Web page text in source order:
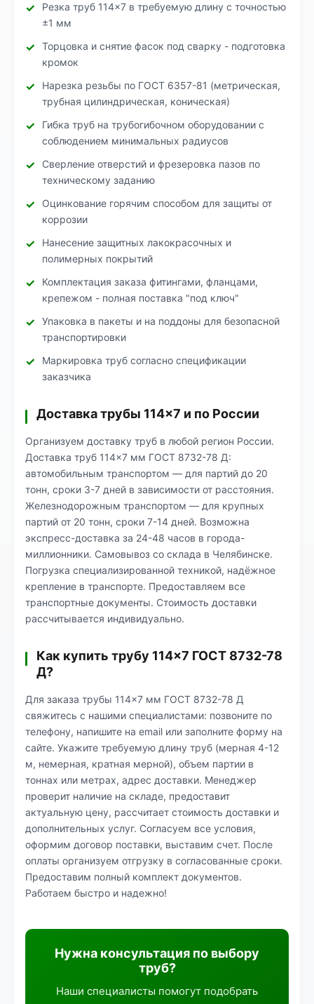
Резка труб 114×7 в требуемую длину с точностью
±1 мм
Торцовка и снятие фасок под сварку - подготовка
кромок
Нарезка резьбы по ГОСТ 6357-81 (метрическая,
трубная цилиндрическая, коническая)
Гибка труб на трубогибочном оборудовании с
соблюдением минимальных радиусов
Сверление отверстий и фрезеровка пазов по
техническому заданию
Оцинкование горячим способом для защиты от
коррозии
Нанесение защитных лакокрасочных и
полимерных покрытий
Комплектация заказа фитингами, фланцами,
крепежом - полная поставка "под ключ"
Упаковка в пакеты и на поддоны для безопасной
транспортировки
Маркировка труб согласно спецификации
заказчика
Доставка трубы 114×7 и по России
Организуем доставку труб в любой регион России.
Доставка труб 114×7 мм ГОСТ 8732-78 Д:
автомобильным транспортом — для партий до 20
тонн, сроки 3-7 дней в зависимости от расстояния.
Железнодорожным транспортом — для крупных
партий от 20 тонн, сроки 7-14 дней. Возможна
экспресс-доставка за 24-48 часов в города-
миллионники. Самовывоз со склада в Челябинске.
Погрузка специализированной техникой, надёжное
крепление в транспорте. Предоставляем все
транспортные документы. Стоимость доставки
рассчитывается индивидуально.
Как купить трубу 114×7 ГОСТ 8732-78
Д?
Для заказа трубы 114×7 мм ГОСТ 8732-78 Д
свяжитесь с нашими специалистами: позвоните по
телефону, напишите на email или заполните форму на
сайте. Укажите требуемую длину труб (мерная 4-12
м, немерная, кратная мерной), объем партии в
тоннах или метрах, адрес доставки. Менеджер
проверит наличие на складе, предоставит
актуальную цену, рассчитает стоимость доставки и
дополнительных услуг. Согласуем все условия,
оформим договор поставки, выставим счет. После
оплаты организуем отгрузку в согласованные сроки.
Предоставим полный комплект документов.
Работаем быстро и надежно!
Нужна консультация по выбору
труб?
Наши специалисты помогут подобрать